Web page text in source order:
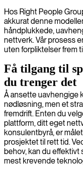
Hos Right People
akkurat denne
håndplukkede,
nettverk. Vår prosess
uten forpliktelser frem
Få tilgang til
du trenger det
Å ansette uavhengige
nødløsning, men et
fremdrift. Enten du
plattform, ditt eget
konsulentbyrå, er
prosjektet til rett tid.
behov, kan du
mest krevende